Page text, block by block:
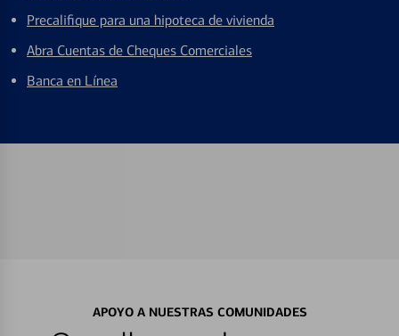
Precalifique para una hipoteca de vivienda
Abra Cuentas de Cheques Comerciales
Banca en Línea
APOYO A NUESTRAS COMUNIDADES